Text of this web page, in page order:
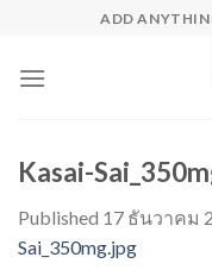
content
ADD
Kasai-
Published 17 ธันวาคม
Sai_350mg.jpg